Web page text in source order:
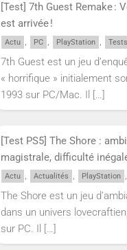
[Test] 7th Guest Remake :
est arrivée !
Actu , PC , PlayStation , Tests
7th Guest est un jeu
« horrifique » initialement
1993 sur PC/Mac. Il
[…]
[Test PS5] The Shore :
magistrale, difficulté
Actu , Actualités , PlayStation ,
The Shore est un jeu
dans un univers
sur PC. Il […]